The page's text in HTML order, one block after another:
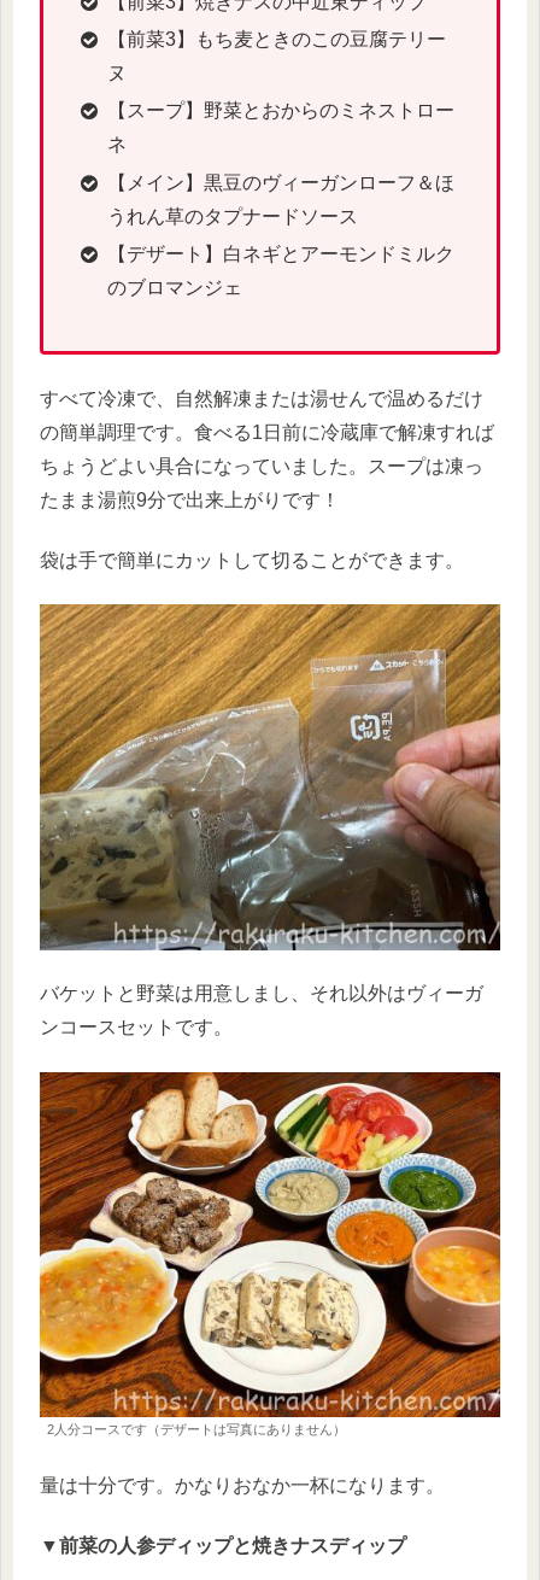
【前菜3】もち麦ときのこの豆腐テリー
ヌ
【スープ】野菜とおからのミネストロー
ネ
【メイン】黒豆のヴィーガンローフ＆ほ
うれん草のタプナードソース
【デザート】白ネギとアーモンドミルク
のブロマンジェ
すべて冷凍で、自然解凍または湯せんで温めるだけ
の簡単調理です。食べる1日前に冷蔵庫で解凍すれば
ちょうどよい具合になっていました。スープは凍っ
たまま湯煎9分で出来上がりです！
袋は手で簡単にカットして切ることができます。
バケットと野菜は用意しまし、それ以外はヴィーガ
ンコースセットです。
2人分コースです（デザートは写真にありません）
量は十分です。かなりおなか一杯になります。
▼前菜の人参ディップと焼きナスディップ